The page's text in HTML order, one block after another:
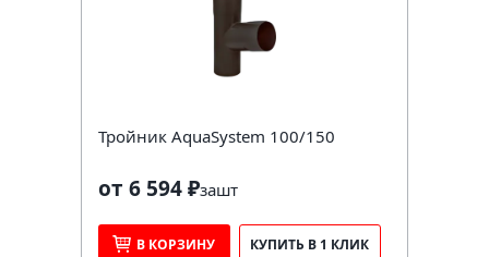
Тройник AquaSystem 100/150
от 6 594 ₽зашт
В КОРЗИНУ КУПИТЬ В 1 КЛИК